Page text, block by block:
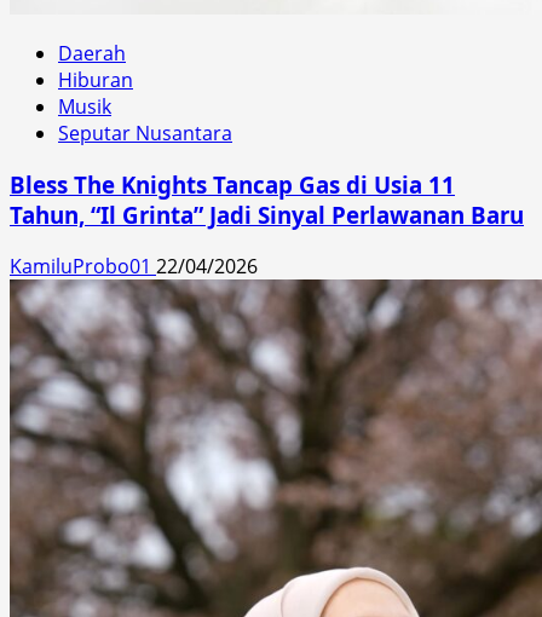
Daerah
Hiburan
Musik
Seputar Nusantara
Bless The Knights Tancap Gas di Usia 11
Tahun, “Il Grinta” Jadi Sinyal Perlawanan Baru
KamiluProbo01 22/04/2026